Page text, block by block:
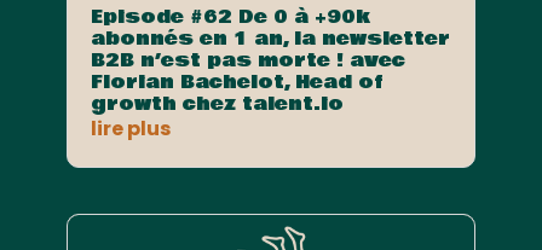
Episode #62 De 0 à +90k
abonnés en 1 an, la newsletter
B2B n’est pas morte ! avec
Florian Bachelot, Head of
growth chez talent.io
lire plus